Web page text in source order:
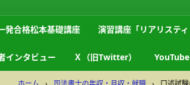
発合格松本基礎講座 演習講座「リアリスティ
インタビュー Ｘ（旧Twitter） YouTube